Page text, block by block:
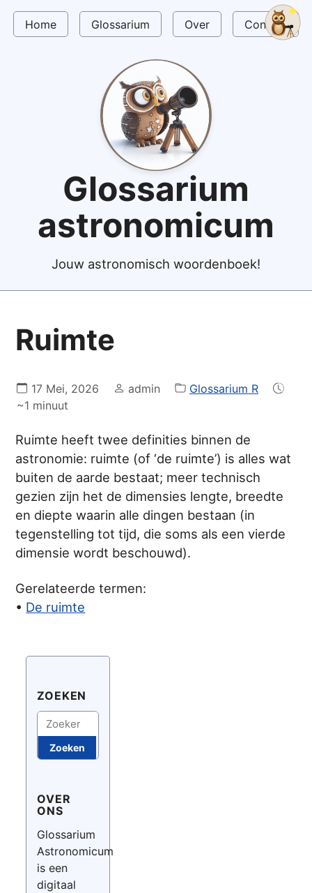
Home Glossarium Over Contact
Glossarium
astronomicum
Jouw astronomisch woordenboek!
Ruimte
17 Mei, 2026 admin
Glossarium R
~1 minuut
Ruimte heeft twee definities binnen de
astronomie: ruimte (of ‘de ruimte’) is alles wat
buiten de aarde bestaat; meer technisch
gezien zijn het de dimensies lengte, breedte
en diepte waarin alle dingen bestaan (in
tegenstelling tot tijd, die soms als een vierde
dimensie wordt beschouwd).
Gerelateerde termen:
• De ruimte
ZOEKEN
Zoeken
Zoeken
OVER
ONS
Glossarium
Astronomicum
is een
digitaal